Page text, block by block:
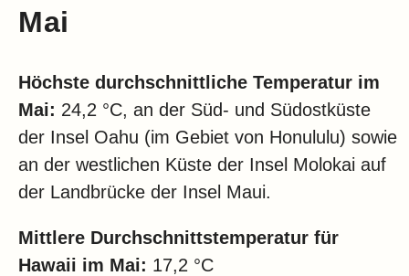
Mai
Höchste durchschnittliche Temperatur im
Mai: 24,2 °C, an der Süd- und Südostküste
der Insel Oahu (im Gebiet von Honululu) sowie
an der westlichen Küste der Insel Molokai auf
der Landbrücke der Insel Maui.
Mittlere Durchschnittstemperatur für
Hawaii im Mai: 17,2 °C